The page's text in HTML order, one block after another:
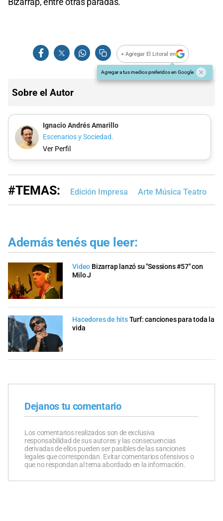
+ Agregar El Litoral en
Agregar a tus medios preferidos en Google
Sobre el Autor
Ignacio Andrés Amarillo
Escenarios y Sociedad.
Ver Perfil
#TEMAS: Edición Impresa Arte Música Teatro
Además tenés que leer:
Video Bizarrap lanzó su "Sessions #57" con
Milo J
Hacedores de hitsTurf: canciones para toda la
vida
Dejanos tu comentario
Los comentarios realizados son de exclusiva
responsabilidad de sus autores y las consecuencias
derivadas de ellos pueden ser pasibles de las sanciones
legales que correspondan. Evitar comentarios ofensivos o
que no respondan al tema abordado en la información.